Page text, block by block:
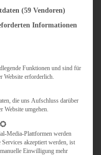
zusätzlich 2 g Hefe
(59 Vendoren)
Informationen
eine Einwilligung erteilt werden
Funktionen und sind für
Website erforderlich.
die uns Aufschluss darüber
Website umgehen.
Media-Plattformen werden
akzeptiert werden, ist
Einwilligung mehr